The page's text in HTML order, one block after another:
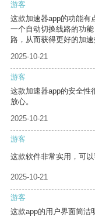
游客
这款加速器app的功能有
一个自动切换线路的功
路，从而获得更好的加速
2025-10-21
游客
这款加速器app的安全性
放心。
2025-10-21
游客
这款软件非常实用，可以
2025-10-21
游客
这款app的用户界面简洁